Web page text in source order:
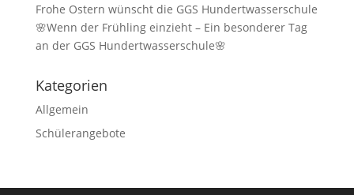
Frohe Ostern wünscht die GGS Hundertwasserschule
🌸Wenn der Frühling einzieht – Ein besonderer Tag
an der GGS Hundertwasserschule🌸
Kategorien
Allgemein
Schülerangebote